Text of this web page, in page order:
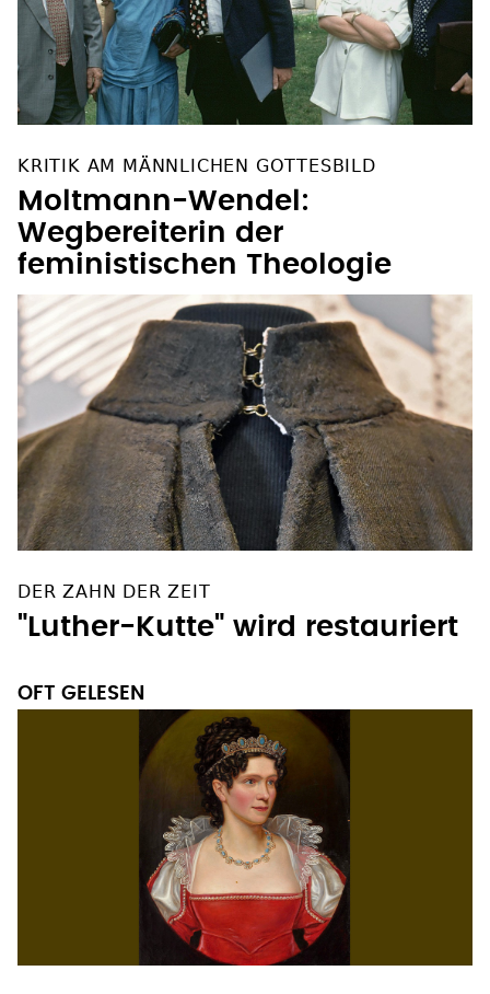
KRITIK AM MÄNNLICHEN GOTTESBILD
Moltmann-Wendel:
Wegbereiterin der
feministischen Theologie
DER ZAHN DER ZEIT
"Luther-Kutte" wird restauriert
OFT GELESEN